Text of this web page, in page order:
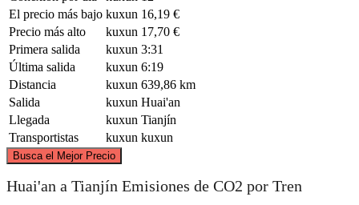
El precio más bajo kuxun 16,19 €
Precio más alto
kuxun 17,70 €
Primera salida
kuxun 3:31
Última salida
kuxun 6:19
Distancia
kuxun 639,86 km
Salida
kuxun Huai'an
Llegada
kuxun Tianjín
Transportistas
kuxun kuxun
Busca el Mejor Precio
Huai'an a Tianjín Emisiones de CO2 por Tren